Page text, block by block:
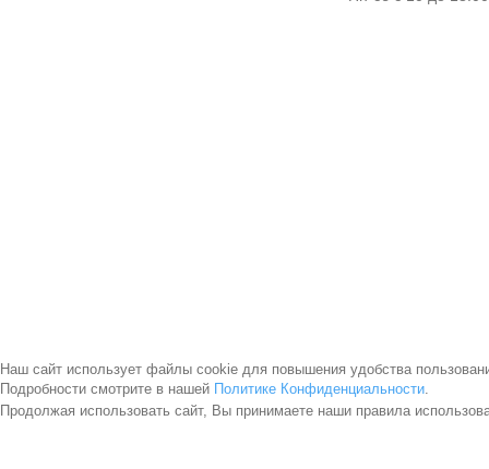
Наш сайт использует файлы cookie для повышения удобства
Подробности смотрите в нашей Политике Конфиденциальности.
Продолжая использовать сайт, Вы принимаете наши правила